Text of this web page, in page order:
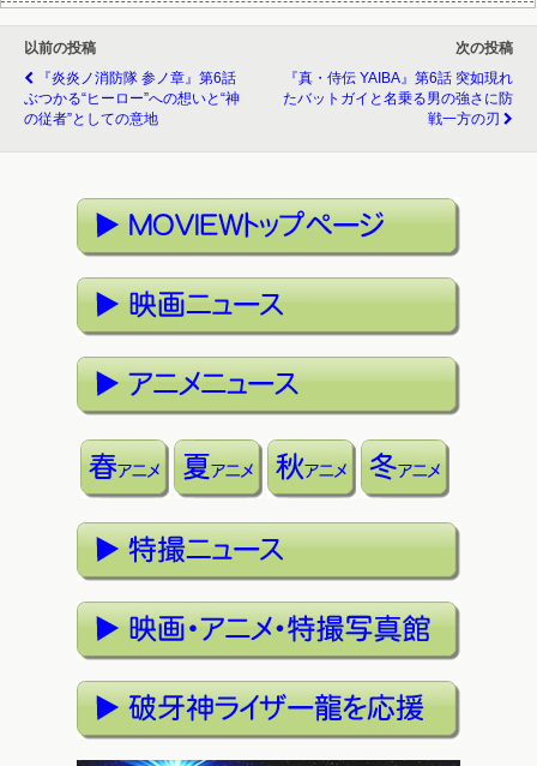
以前の投稿
『炎炎ノ消防隊 参ノ章』第6話
ぶつかる“ヒーロー”への想いと“神
の従者”としての意地
次の投稿
『真・侍伝 YAIBA』第6話 突如現れ
たバットガイと名乗る男の強さに防
戦一方の刃